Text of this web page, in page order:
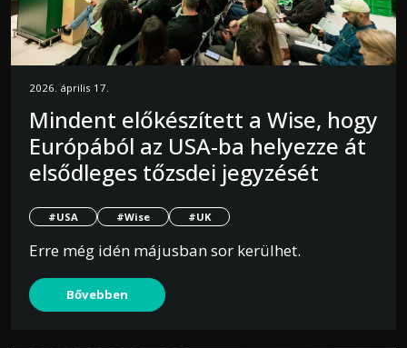
2026. április 17.
Mindent előkészített a Wise, hogy
Európából az USA-ba helyezze át
elsődleges tőzsdei jegyzését
#USA #Wise #UK
Erre még idén májusban sor kerülhet.
Bővebben